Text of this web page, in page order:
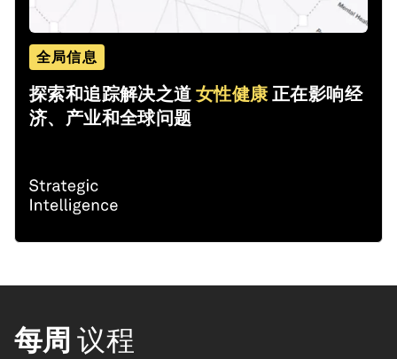
全局信息
探索和追踪解决之道女性健康正在影响经
济、产业和全球问题
每周 议程